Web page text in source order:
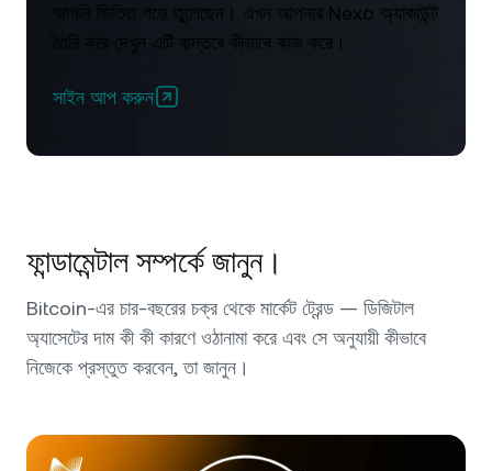
আপনি ভিত্তি গড়ে তুলেছেন। এখন আপনার Nexo অ্যাকাউন্ট
তৈরি করে দেখুন এটি বাস্তবে কীভাবে কাজ করে।
সাইন আপ করুন
ফান্ডামেন্টাল সম্পর্কে জানুন।
Bitcoin-এর চার-বছরের চক্র থেকে মার্কেট ট্রেন্ড — ডিজিটাল
অ্যাসেটের দাম কী কী কারণে ওঠানামা করে এবং সে অনুযায়ী কীভাবে
নিজেকে প্রস্তুত করবেন, তা জানুন।